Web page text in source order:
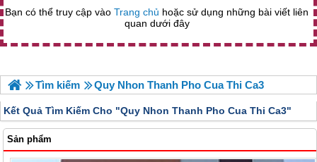
Bạn có thể truy cập vàoTrang chủ hoặc sử dụng những bài viết liên
quan dưới đây
Tìm kiếm Quy Nhon Thanh Pho Cua Thi Ca3
Kết Quả Tìm Kiếm Cho "Quy Nhon Thanh Pho Cua Thi Ca3"
Sản phẩm